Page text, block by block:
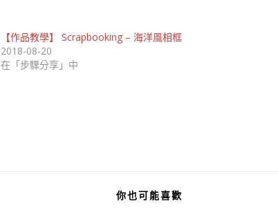
【作品教學】 Scrapbooking – 海洋風相框
2018-08-20
在「步驟分享」中
你也可能喜歡